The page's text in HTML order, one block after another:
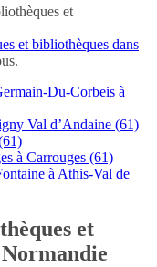
et
et bibliothèques dans
Du-Corbeis à
Val d’Andaine (61)
à Carrouges (61)
à Athis-Val de
et